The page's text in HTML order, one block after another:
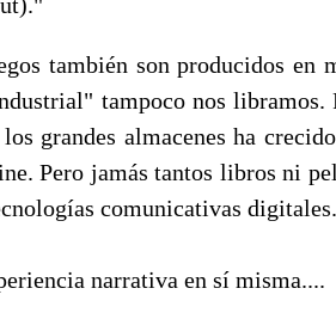
también son producidos en
tampoco nos libramos.
grandes almacenes ha
Pero jamás tantos libros ni
comunicativas digitales.
narrativa en sí misma....